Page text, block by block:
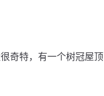
奇特，有一个树冠屋